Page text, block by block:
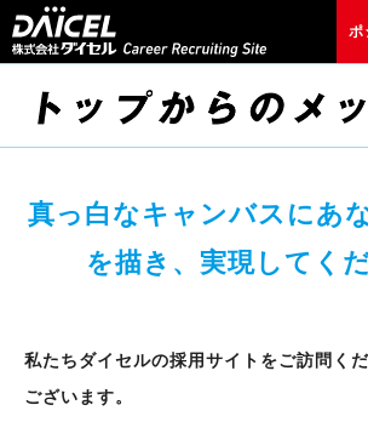
ポ
真っ白なキャンバスにあ
を描き、実現してくだ
私たちダイセルの採用サイトをご訪問く
ございます。